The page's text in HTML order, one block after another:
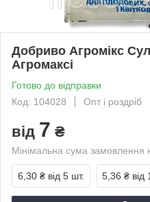
Добриво Агромікс
Агромаксі
Готово до відправки
Код: 104028
Опт і роздріб
від 7 ₴
Мінімальна сума замовлення
6,30 ₴ від 5 шт. 5,36 ₴ від